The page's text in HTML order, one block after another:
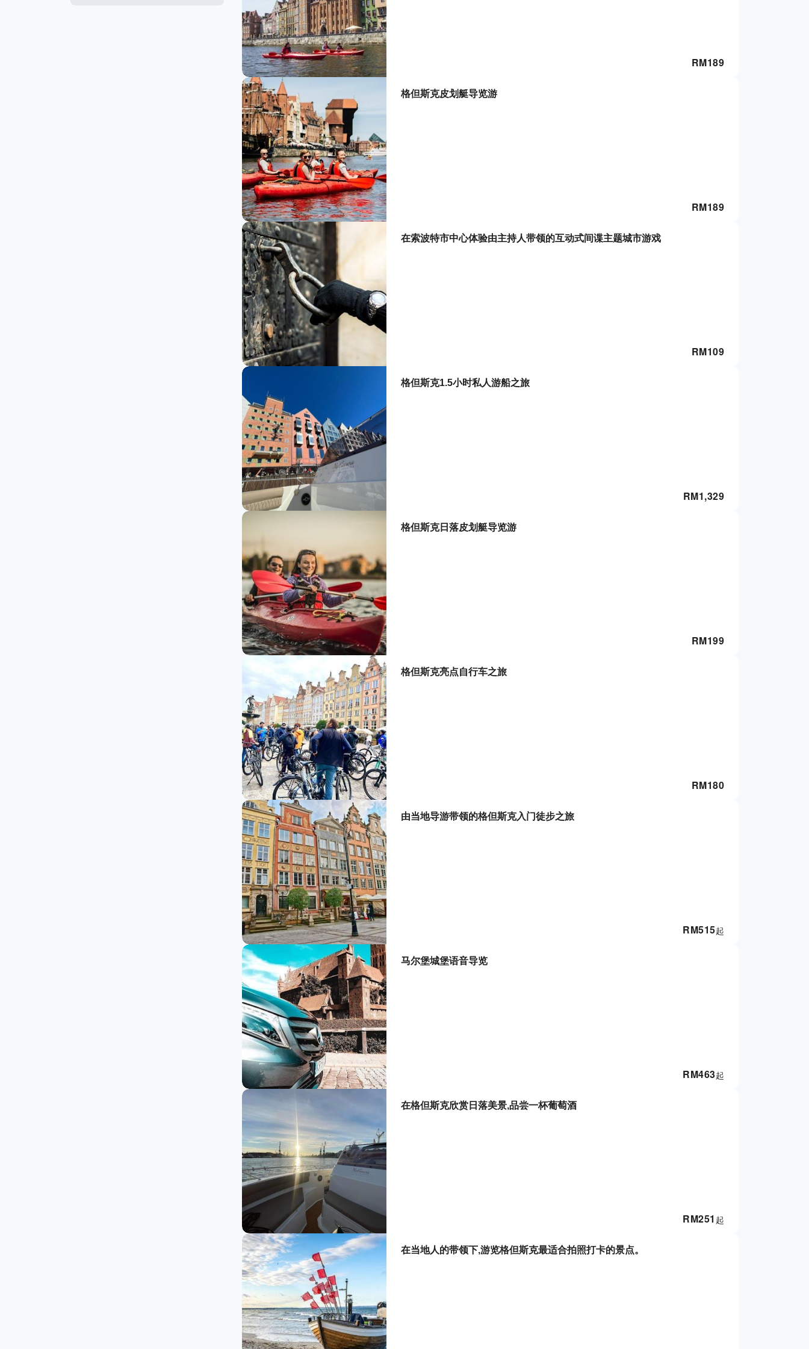
RM189
格但斯克皮划艇导览游
RM189
在索波特市中心体验由主持人带领的互动式间谍主题城市游戏
RM109
格但斯克1.5小时私人游船之旅
RM1,329
格但斯克日落皮划艇导览游
RM199
格但斯克亮点自行车之旅
RM180
由当地导游带领的格但斯克入门徒步之旅
RM515起
马尔堡城堡语音导览
RM463起
在格但斯克欣赏日落美景,品尝一杯葡萄酒
RM251 起
在当地人的带领下,游览格但斯克最适合拍照打卡的景点。